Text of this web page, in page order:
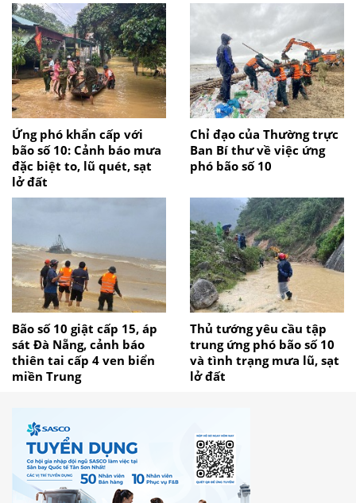
Ứng phó khẩn cấp với
bão số 10: Cảnh báo mưa
đặc biệt to, lũ quét, sạt
lở đất
Chỉ đạo của Thường trực
Ban Bí thư về việc ứng
phó bão số 10
Bão số 10 giật cấp 15, áp
sát Đà Nẵng, cảnh báo
thiên tai cấp 4 ven biển
miền Trung
Thủ tướng yêu cầu tập
trung ứng phó bão số 10
và tình trạng mưa lũ, sạt
lở đất